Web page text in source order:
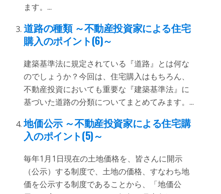
ます。...
道路の種類 ～不動産投資家による住宅
購入のポイント(6)～
建築基準法に規定されている『道路』とは何な
のでしょうか？今回は、住宅購入はもちろん、
不動産投資においても重要な『建築基準法』に
基づいた道路の分類についてまとめてみます。...
地価公示 ～不動産投資家による住宅購
入のポイント(5)～
毎年1月1日現在の土地価格を、皆さんに開示
（公示）する制度で、土地の価格、すなわち地
価を公示する制度であることから、「地価公